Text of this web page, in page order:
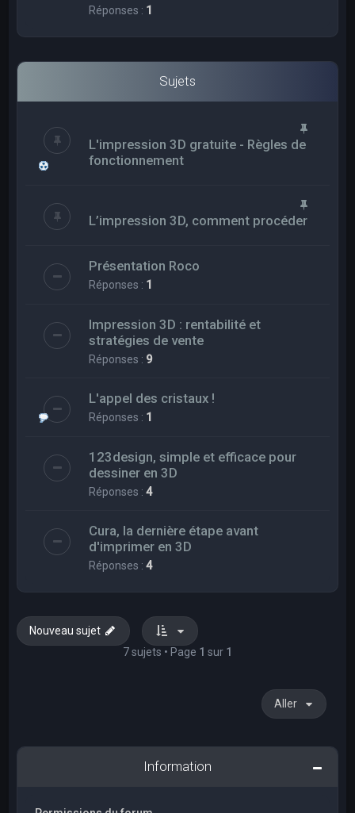
Réponses : 1
Sujets
L'impression 3D gratuite - Règles de
fonctionnement
L’impression 3D, comment procéder
Présentation Roco
Réponses : 1
Impression 3D : rentabilité et
stratégies de vente
Réponses : 9
L'appel des cristaux !
Réponses : 1
123design, simple et efficace pour
dessiner en 3D
Réponses :4
Cura, la dernière étape avant
d'imprimer en 3D
Réponses :4
Nouveau sujet
7 sujets • Page 1 sur 1
Aller
Information